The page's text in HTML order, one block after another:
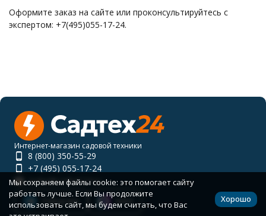
Оформите заказ на сайте или проконсультируйтесь с
экспертом: +7(495)055-17-24.
Интернет-магазин садовой техники
8 (800) 350-55-29
+7 (495) 055-17-24
order@sadteh24.ru
Telegram
MAX
Мы сохраняем файлы cookie: это помогает сайту
работать лучше. Если Вы продолжите
использовать сайт, мы будем считать, что Вас
Хорошо